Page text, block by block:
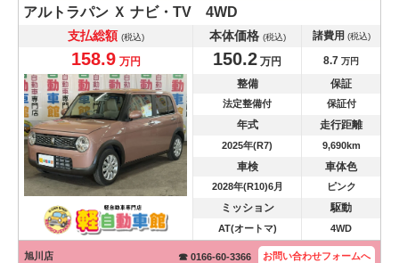
アルトラパン Ｘ ナビ・TV 4WD
支払総額 (税込) 本体価格 (税込) 諸費用 (税込)
158.9 万円 150.2 万円 8.7 万円
整備 保証
法定整備付 保証付
年式 走行距離
2025年(R7) 9,690km
車検 車体色
2028年(R10)6月 ピンク
ミッション 駆動
AT(オートマ) 4WD
旭川店 ☎ 0166-60-3366 お問い合わせフォームへ